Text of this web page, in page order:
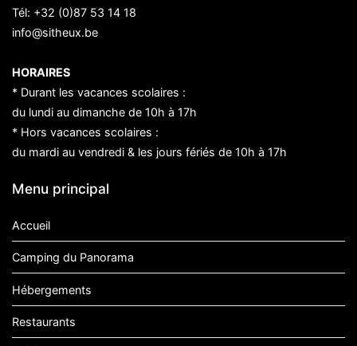
Tél: +32 (0)87 53 14 18
info@sitheux.be
HORAIRES
* Durant les vacances scolaires :
du lundi au dimanche de 10h à 17h
* Hors vacances scolaires :
du mardi au vendredi & les jours fériés de 10h à 17h
Menu principal
Accueil
Camping du Panorama
Hébergements
Restaurants